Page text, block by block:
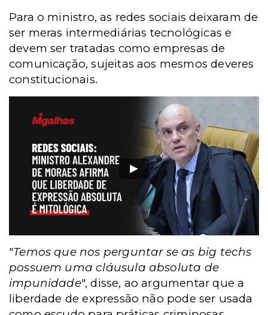
Para o ministro, as redes sociais deixaram de
ser meras intermediárias tecnológicas e
devem ser tratadas como empresas de
comunicação, sujeitas aos mesmos deveres
constitucionais.
"Temos que nos perguntar se as big techs
possuem uma cláusula absoluta de
impunidade", disse, ao argumentar que a
liberdade de expressão não pode ser usada